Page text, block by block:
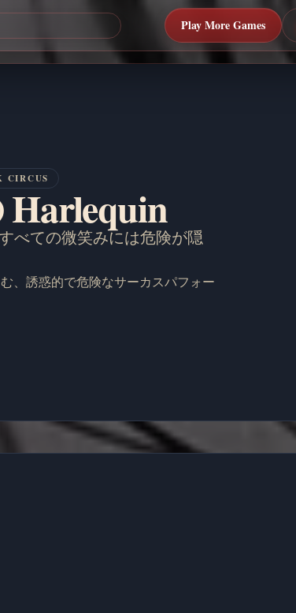
Play More Games
CIRCUS
Harlequin
べての微笑みには危険が隠
、誘惑的で危険なサーカスパフォー